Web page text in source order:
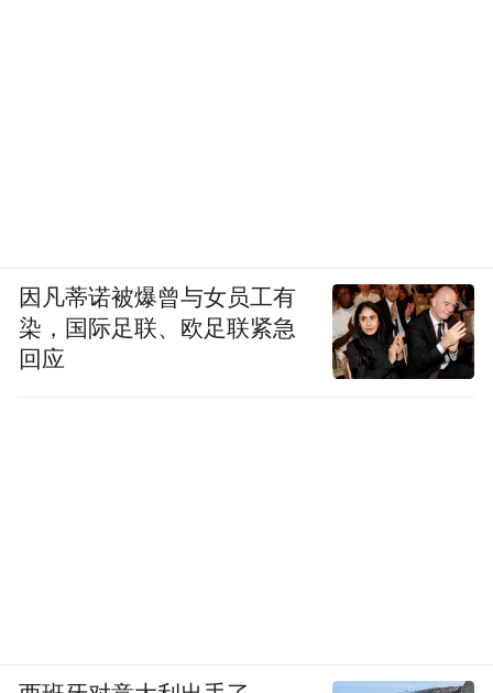
因凡蒂诺被爆曾与女员工有
染，国际足联、欧足联紧急
回应